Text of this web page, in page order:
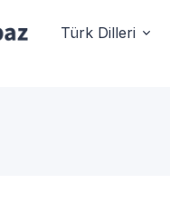
Türk Dilleri